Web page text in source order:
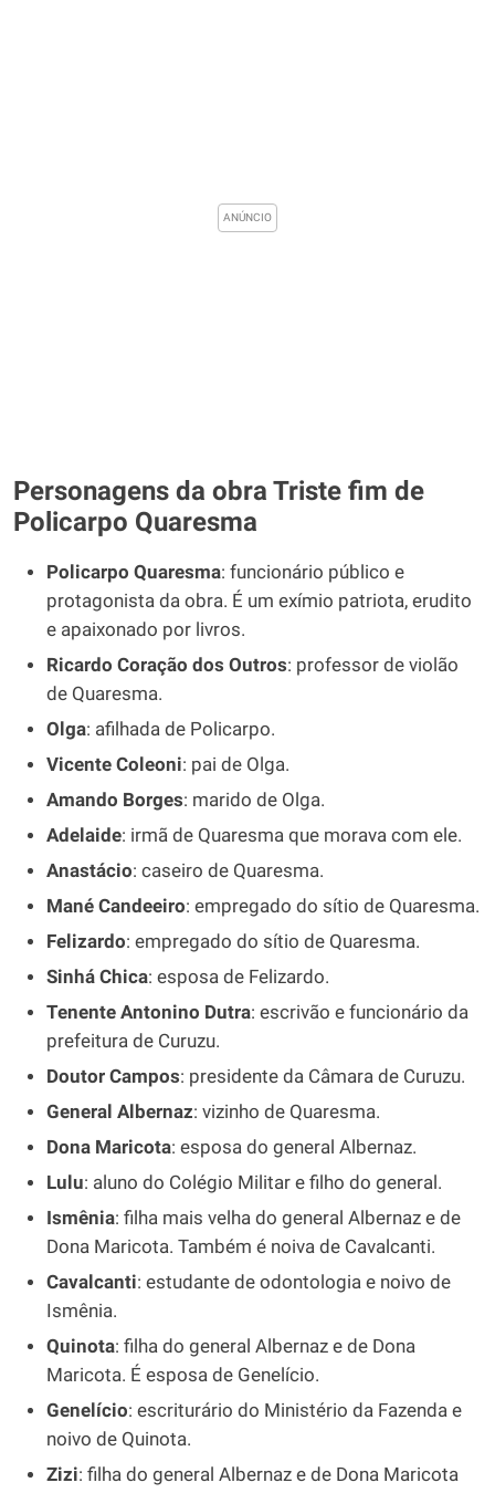
Personagens da obra Triste fim de
Policarpo Quaresma
Policarpo Quaresma: funcionário público e
protagonista da obra. É um exímio patriota, erudito
e apaixonado por livros.
Ricardo Coração dos Outros: professor de violão
de Quaresma.
Olga: afilhada de Policarpo.
Vicente Coleoni: pai de Olga.
Amando Borges: marido de Olga.
Adelaide: irmã de Quaresma que morava com ele.
Anastácio: caseiro de Quaresma.
Mané Candeeiro: empregado do sítio de Quaresma.
Felizardo: empregado do sítio de Quaresma.
Sinhá Chica: esposa de Felizardo.
Tenente Antonino Dutra: escrivão e funcionário da
prefeitura de Curuzu.
Doutor Campos: presidente da Câmara de Curuzu.
General Albernaz: vizinho de Quaresma.
Dona Maricota: esposa do general Albernaz.
Lulu: aluno do Colégio Militar e filho do general.
Ismênia: filha mais velha do general Albernaz e de
Dona Maricota. Também é noiva de Cavalcanti.
Cavalcanti: estudante de odontologia e noivo de
Ismênia.
Quinota: filha do general Albernaz e de Dona
Maricota. É esposa de Genelício.
Genelício: escriturário do Ministério da Fazenda e
noivo de Quinota.
Zizi: filha do general Albernaz e de Dona Maricota